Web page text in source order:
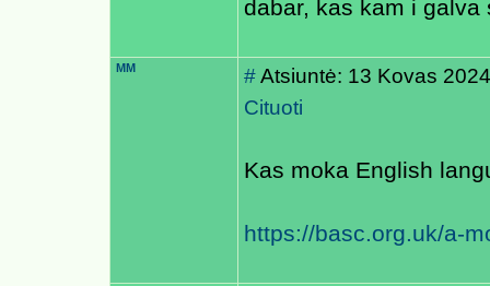
dabar, kas kam i
MM #Atsiuntė: 13 Kovas
Cituoti
Kas moka English
https://basc.org.uk/a-